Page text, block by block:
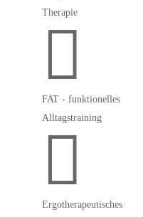
Therapie

FAT - funktionelles
Alltagstraining

Ergotherapeutisches